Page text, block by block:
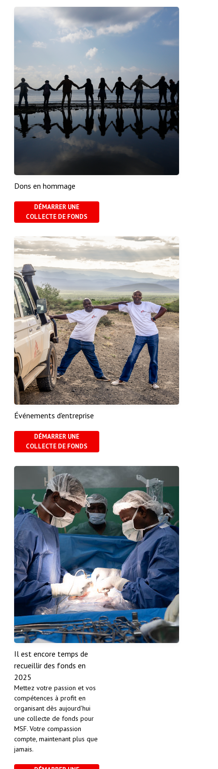
Dons en hommage
DÉMARRER UNE
COLLECTE DE FONDS
Événements d'entreprise
DÉMARRER UNE
COLLECTE DE FONDS
Il est encore temps de
recueillir des fonds en
2025
Mettez votre passion et vos
compétences à profit en
organisant dès aujourd'hui
une collecte de fonds pour
MSF. Votre compassion
compte, maintenant plus que
jamais.